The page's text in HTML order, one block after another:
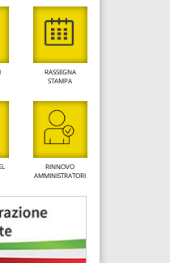
RASSEGNA
STAMPA
RINNOVO
AMMINISTRATORI